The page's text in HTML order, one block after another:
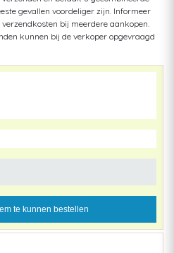
gevallen voordeliger zijn. Informeer
bij meerdere aankopen.
kunnen bij de verkoper opgevraagd
te kunnen bestellen